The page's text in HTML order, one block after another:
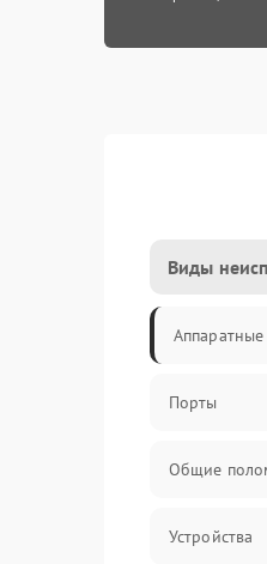
Виды
Порты
Общие
Устройства